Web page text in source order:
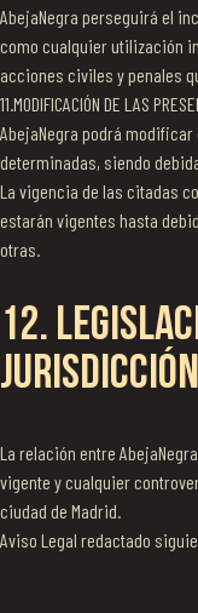
AbejaNegra perseguirá el
como cualquier utilización
acciones civiles y penales
11.MODIFICACIÓN DE LAS
AbejaNegra podrá
determinadas, siendo
La vigencia de las citadas
estarán vigentes hasta
otras.
12.
JURISDICCIÓN
La relación entre
vigente y cualquier
ciudad de Madrid.
Aviso Legal redactado